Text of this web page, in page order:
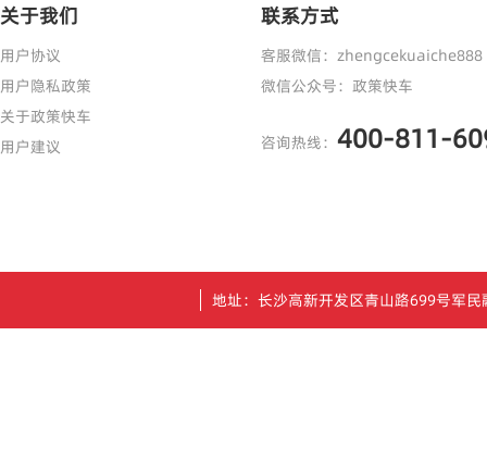
关于我们
用户协议
用户隐私政策
关于政策快车
用户建议
联系方式
客服微信：zhengcekuaiche888
微信公众号：政策快车
咨询热线： 400-811-
地址：长沙高新开发区青山路699号军